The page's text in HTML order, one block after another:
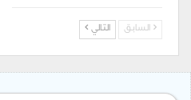
السابق التالي